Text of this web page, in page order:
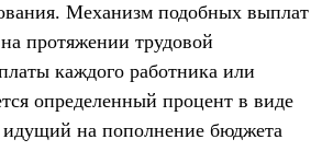
Механизм подобных выплат
протяжении трудовой
каждого работника или
определенный процент в виде
идущий на пополнение бюджета